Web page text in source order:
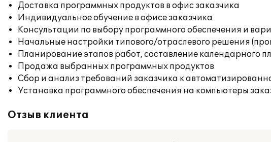
Доставка программных продуктов в офис заказчика
Индивидуальное обучение в офисе заказчика
Консультации по выбору программного обеспечения и
Начальные настройки типового/отраслевого решения
Планирование этапов работ, составление календарного
Продажа выбранных программных продуктов
Сбор и анализ требований заказчика к
Установка программного обеспечения на компьютеры
Отзыв клиента